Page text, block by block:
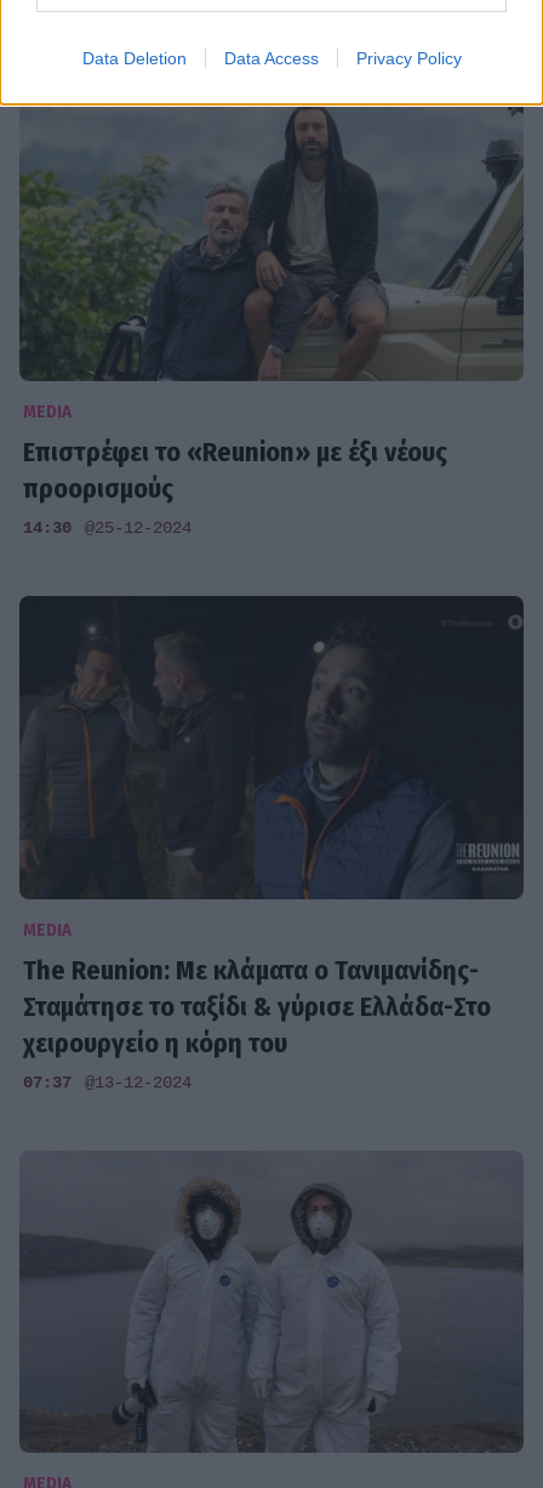
Data Deletion Data Access Privacy Policy
16:15 @12-01-2025
MEDIA
Επιστρέφει το «Reunion» με έξι νέους
προορισμούς
14:30 @25-12-2024
MEDIA
The Reunion: Με κλάματα ο Τανιμανίδης-
Σταμάτησε το ταξίδι & γύρισε Ελλάδα-Στο
χειρουργείο η κόρη του
07:37 @13-12-2024
MEDIA